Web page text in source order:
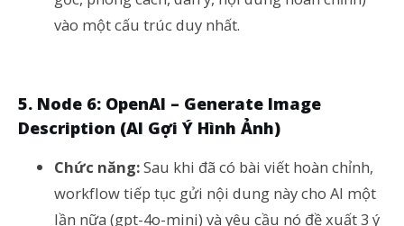
vào một cấu trúc duy nhất.
5. Node 6: OpenAI – Generate Image
Description (AI Gợi Ý Hình Ảnh)
Chức năng:Sau khi đã có bài viết hoàn chỉnh,
workflow tiếp tục gửi nội dung này cho AI một
lần nữa (gpt-4o-mini) và yêu cầu nó đề xuất 3 ý